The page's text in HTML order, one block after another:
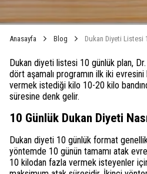
Anasayfa Blog
Dukan diyeti listesi 10 günlük plan,
dört aşamalı programın ilk iki
vermek istediği kilo 10-20 kilo
süresine denk gelir.
10 Günlük Dukan Diyeti
Dukan diyeti 10 günlük format
yöntemde 10 günün tamamı atak
10 kilodan fazla vermek isteyenler